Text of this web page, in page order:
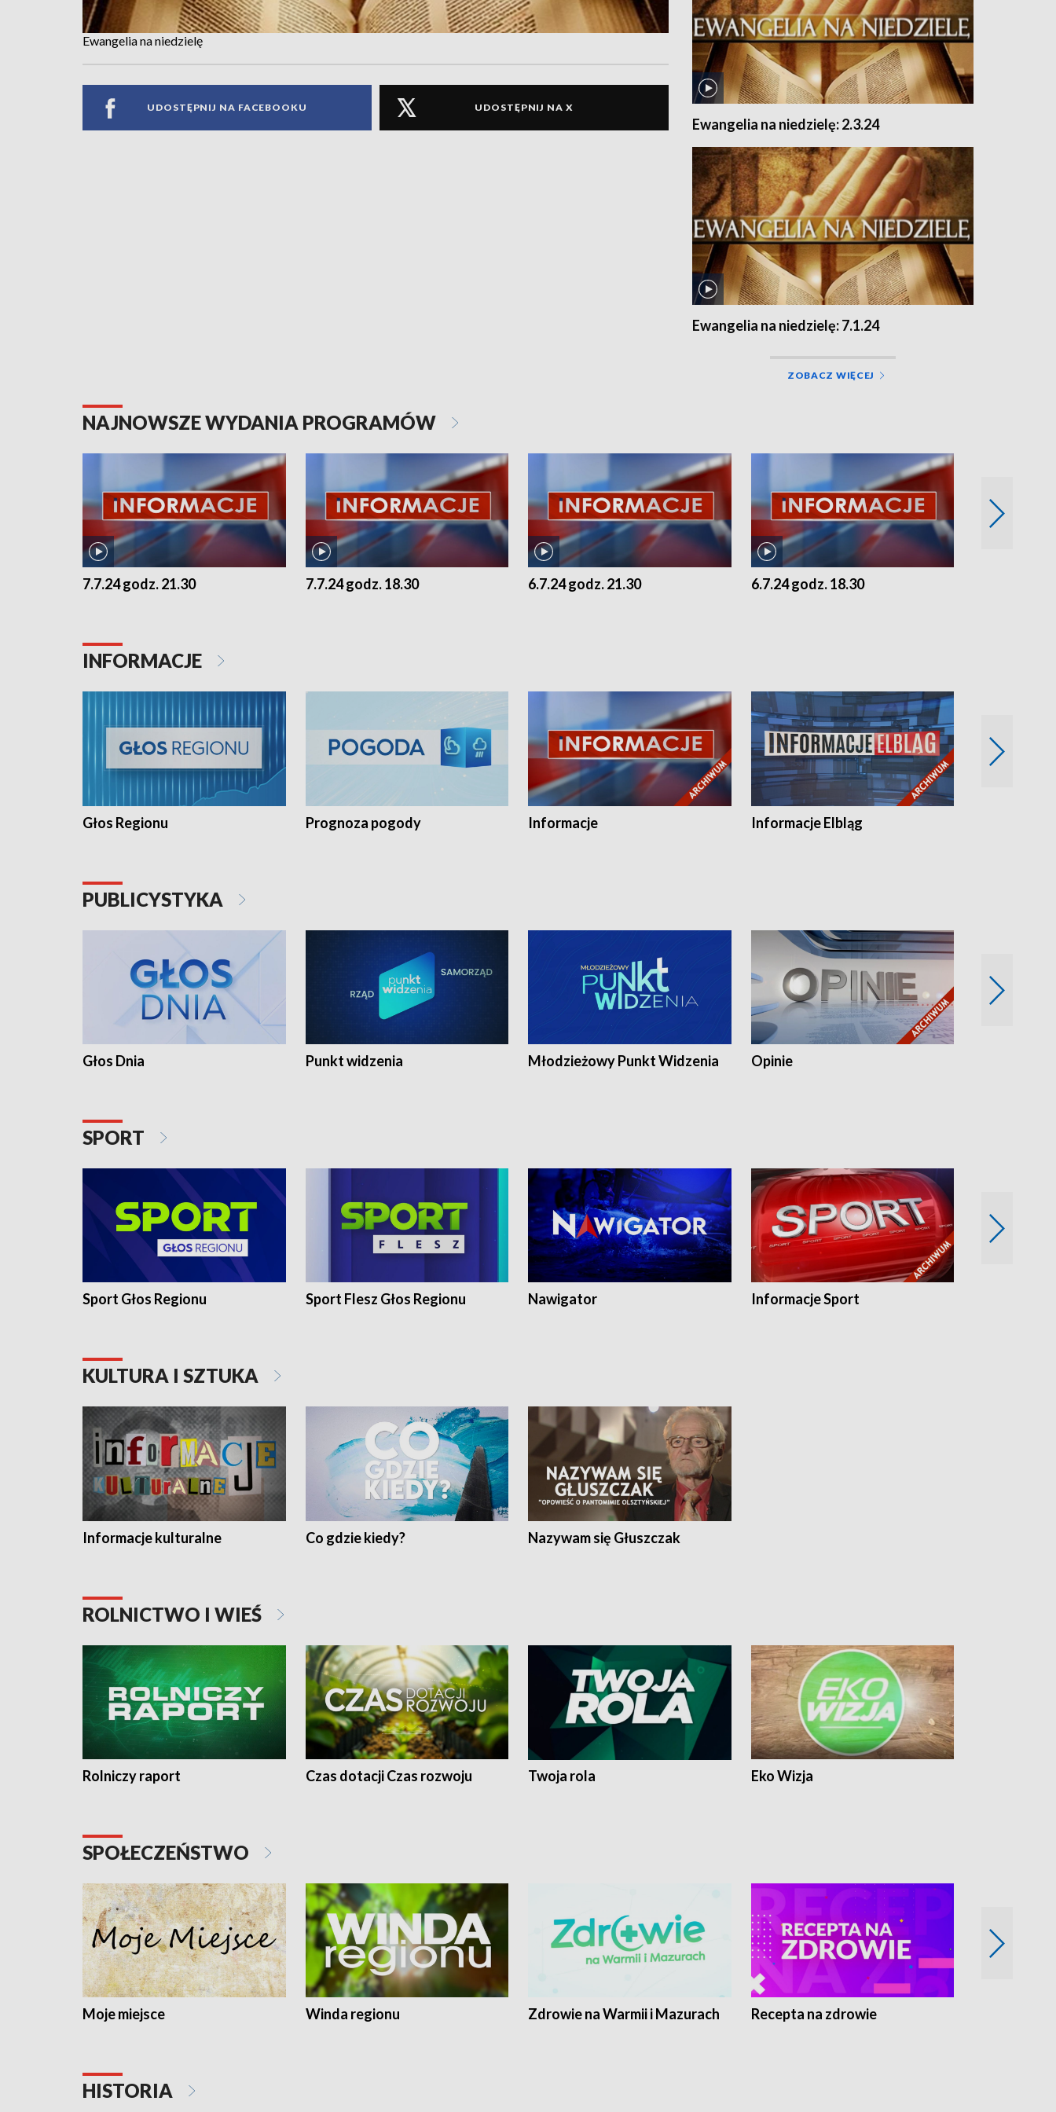
Ewangelia na niedzielę
UDOSTĘPNIJ NA FACEBOOKU UDOSTĘPNIJ NA X
Ewangelia na niedzielę: 2.3.24
Ewangelia na niedzielę: 7.1.24
ZOBACZ WIĘCEJ
NAJNOWSZE WYDANIA PROGRAMÓW
7.7.24 godz. 21.30 7.7.24 godz. 18.30 6.7.24 godz. 21.30 6.7.24 godz. 18.30
INFORMACJE
Głos Regionu Prognoza pogody Informacje Informacje Elbląg
PUBLICYSTYKA
Głos Dnia Punkt widzenia Młodzieżowy Punkt Widzenia Opinie
SPORT
Sport Głos Regionu Sport Flesz Głos Regionu Nawigator Informacje Sport
KULTURA I SZTUKA
Informacje kulturalne Co gdzie kiedy? Nazywam się Głuszczak
ROLNICTWO I WIEŚ
Rolniczy raport Czas dotacji Czas rozwoju Twoja rola Eko Wizja
SPOŁECZEŃSTWO
Moje miejsce Winda regionu Zdrowie na Warmii i Mazurach Recepta na zdrowie
HISTORIA